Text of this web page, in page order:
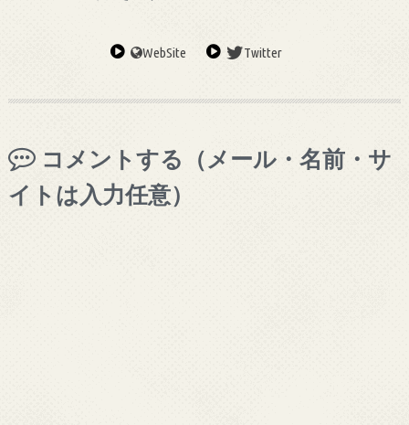
WebSite Twitter
コメントする（メール・名前・サ
イトは入力任意）